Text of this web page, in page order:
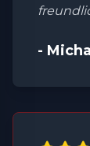
-